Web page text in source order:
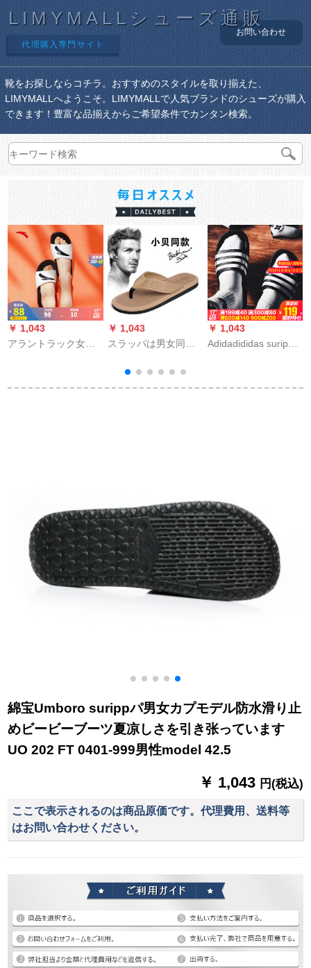
LIMYMALLシューズ通販
代理購入専門サイト
お問い合わせ
靴をお探しならコチラ。おすすめのスタイルを取り揃えた、
LIMYMALLへようこそ。LIMYMALLで人気ブランドのシューズが購入
できます！豊富な品揃えからご希望条件でカンタン検索。
￥ 1,043
アラントラック女性
ュンは、象牙の白／
￥ 1,043
スラッパは男女同型
￥ 1,043
Adidadididas suripp
Frishパンクブーツ
綿宝Umboro surippパ男女カプモデル防水滑り止
めビービーブーツ夏凉しさを引き张っています
UO 202 FT 0401-999男性model 42.5
￥ 1,043 円(税込)
ここで表示されるのは商品原価です。代理費用、送料等
はお問い合わせください。